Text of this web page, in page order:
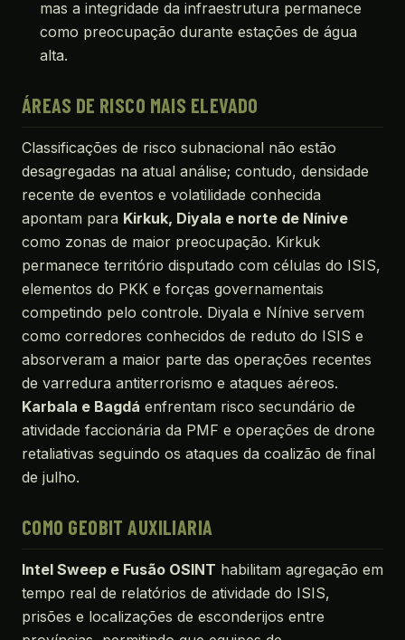
mas a integridade da infraestrutura permanece
como preocupação durante estações de água
alta.
ÁREAS DE RISCO MAIS ELEVADO
Classificações de risco subnacional não estão
desagregadas na atual análise; contudo, densidade
recente de eventos e volatilidade conhecida
apontam para Kirkuk, Diyala e norte de Nínive
como zonas de maior preocupação. Kirkuk
permanece território disputado com células do ISIS,
elementos do PKK e forças governamentais
competindo pelo controle. Diyala e Nínive servem
como corredores conhecidos de reduto do ISIS e
absorveram a maior parte das operações recentes
de varredura antiterrorismo e ataques aéreos.
Karbala e Bagdá enfrentam risco secundário de
atividade faccionária da PMF e operações de drone
retaliativas seguindo os ataques da coalizão de final
de julho.
COMO GEOBIT AUXILIARIA
Intel Sweep e Fusão OSINT habilitam agregação em
tempo real de relatórios de atividade do ISIS,
prisões e localizações de esconderijos entre